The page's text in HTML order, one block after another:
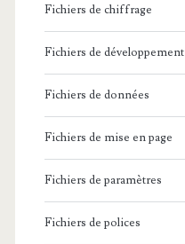
Fichiers de chiffrage
Fichiers de développement
Fichiers de données
Fichiers de mise en page
Fichiers de paramètres
Fichiers de polices